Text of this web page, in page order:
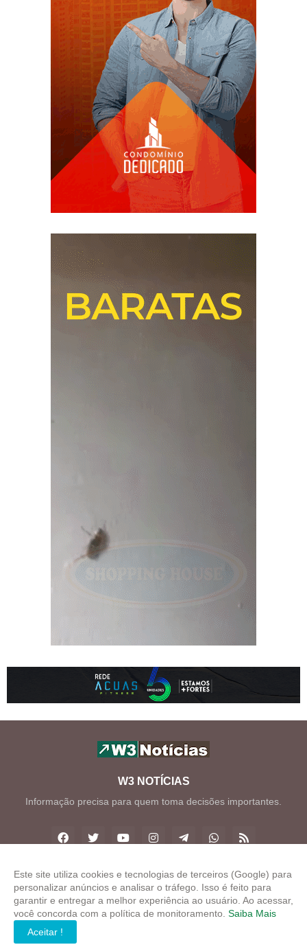
W3 NOTÍCIAS
Informação precisa para quem toma decisões importantes.
Copyright ©2026W3 Notícias
INÍCIO SOBRE CONTATO LGPD
EXPEDIENTE
Este site utiliza cookies e tecnologias de terceiros (Google) para
personalizar anúncios e analisar o tráfego. Isso é feito para
garantir e entregar a melhor experiência ao usuário. Ao acessar,
você concorda com a política de monitoramento. Saiba Mais
Aceitar !